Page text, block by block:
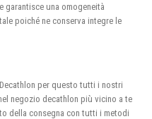
una omogeneità
poiché ne conserva integre le
per questo tutti i nostri
negozio decathlon più vicino a te
della consegna con tutti i metodi